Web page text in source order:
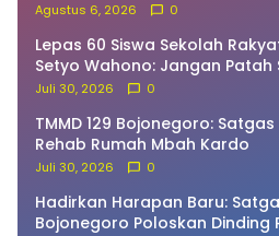
Agustus 6, 2026 0
Lepas 60 Siswa Sekolah
Setyo Wahono: Jangan Patah
Cita-Cita!
Juli 30, 2026 0
TMMD 129 Bojonegoro:
Rehab Rumah Mbah Kardo
Juli 30, 2026 0
Hadirkan Harapan Baru:
Bojonegoro Poloskan Dinding